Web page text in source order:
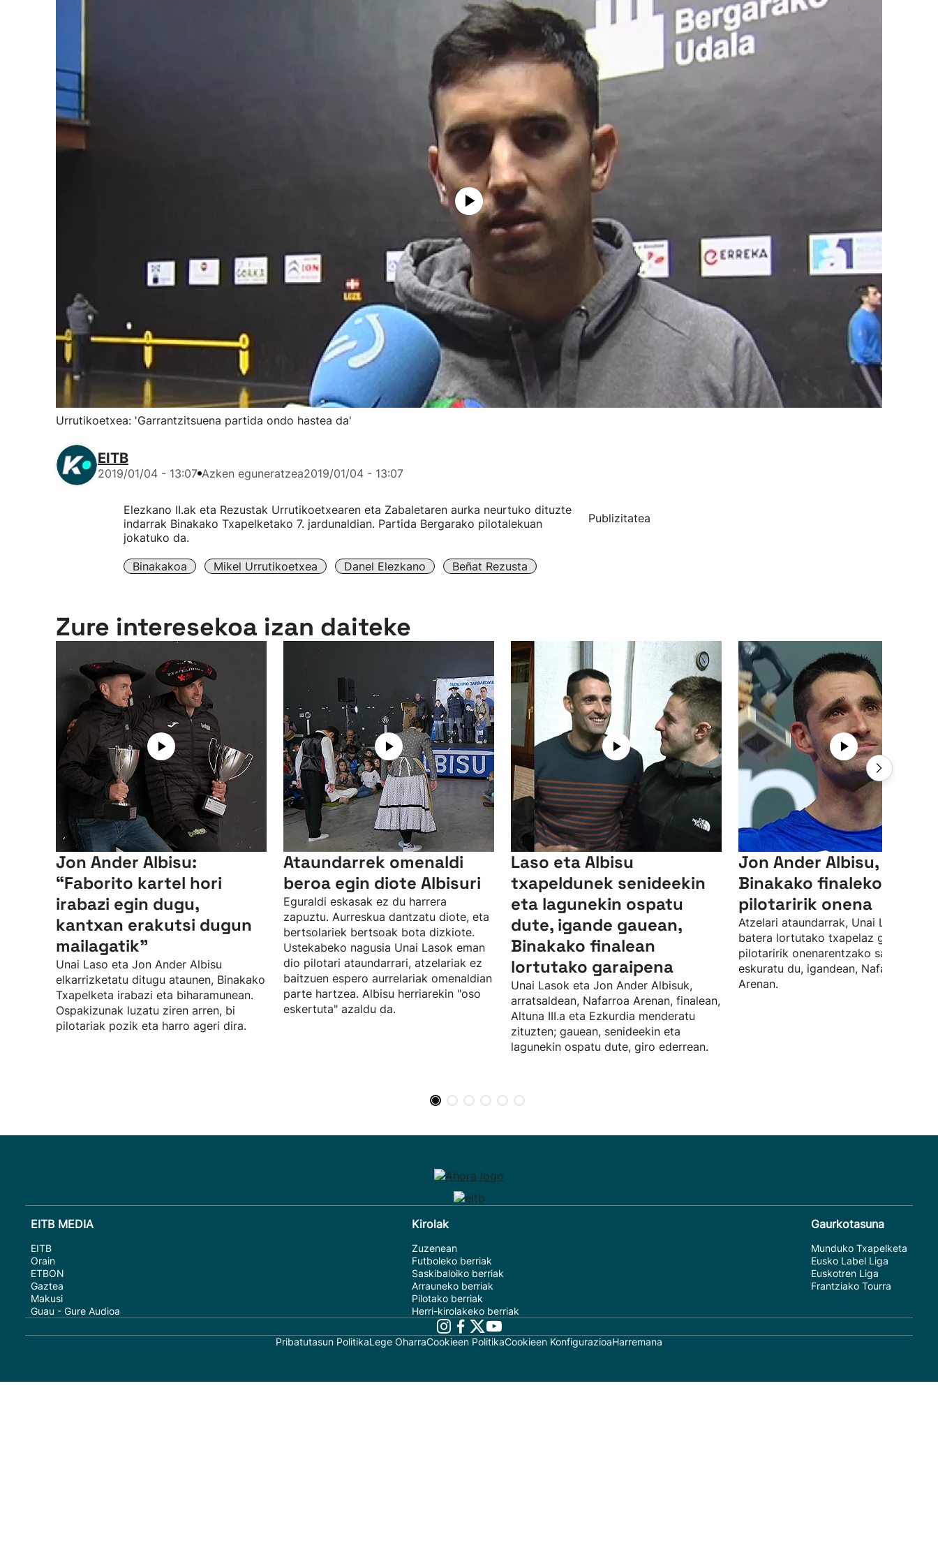
Urrutikoetxea: 'Garrantzitsuena partida ondo hastea da'
EITB
2019/01/04 - 13:07 Azken eguneratzea2019/01/04 - 13:07
Elezkano II.ak eta Rezustak Urrutikoetxearen eta Zabaletaren aurka neurtuko dituzte
indarrak Binakako Txapelketako 7. jardunaldian. Partida Bergarako pilotalekuan
jokatuko da.
Binakakoa Mikel Urrutikoetxea Danel Elezkano Beñat Rezusta
Publizitatea
Zure interesekoa izan daiteke
Jon Ander Albisu:
“Faborito kartel hori
irabazi egin dugu,
kantxan erakutsi dugun
mailagatik”
Unai Laso eta Jon Ander Albisu
elkarrizketatu ditugu ataunen, Binakako
Txapelketa irabazi eta biharamunean.
Ospakizunak luzatu ziren arren, bi
pilotariak pozik eta harro ageri dira.
Ataundarrek omenaldi
beroa egin diote Albisuri
Eguraldi eskasak ez du harrera
zapuztu. Aurreskua dantzatu diote, eta
bertsolariek bertsoak bota dizkiote.
Ustekabeko nagusia Unai Lasok eman
dio pilotari ataundarrari, atzelariak ez
baitzuen espero aurrelariak omenaldian
parte hartzea. Albisu herriarekin "oso
eskertuta" azaldu da.
Laso eta Albisu
txapeldunek senideekin
eta lagunekin ospatu
dute, igande gauean,
Binakako finalean
lortutako garaipena
Unai Lasok eta Jon Ander Albisuk,
arratsaldean, Nafarroa Arenan, finalean,
Altuna III.a eta Ezkurdia menderatu
zituzten; gauean, senideekin eta
lagunekin ospatu dute, giro ederrean.
Jon Ander Albisu,
Binakako finaleko
pilotaririk onena
Atzelari ataundarrak, Unai Lasorekin
batera lortutako txapelaz gain,
pilotaririk onenarentzako saria ere
eskuratu du, igandean, Nafarroa
Arenan.
EITB MEDIA
EITB
Orain
ETBON
Gaztea
Makusi
Guau - Gure Audioa
Kirolak
Zuzenean
Futboleko berriak
Saskibaloiko berriak
Arrauneko berriak
Pilotako berriak
Herri-kirolakeko berriak
Gaurkotasuna
Munduko Txapelketa
Eusko Label Liga
Euskotren Liga
Frantziako Tourra
Pribatutasun PolitikaLege OharraCookieen PolitikaCookieen KonfigurazioaHarremana